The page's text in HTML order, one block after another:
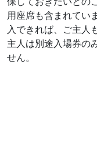
用座席も含まれてい
入できれば、ご主人
主人は別途入場券の
せん。